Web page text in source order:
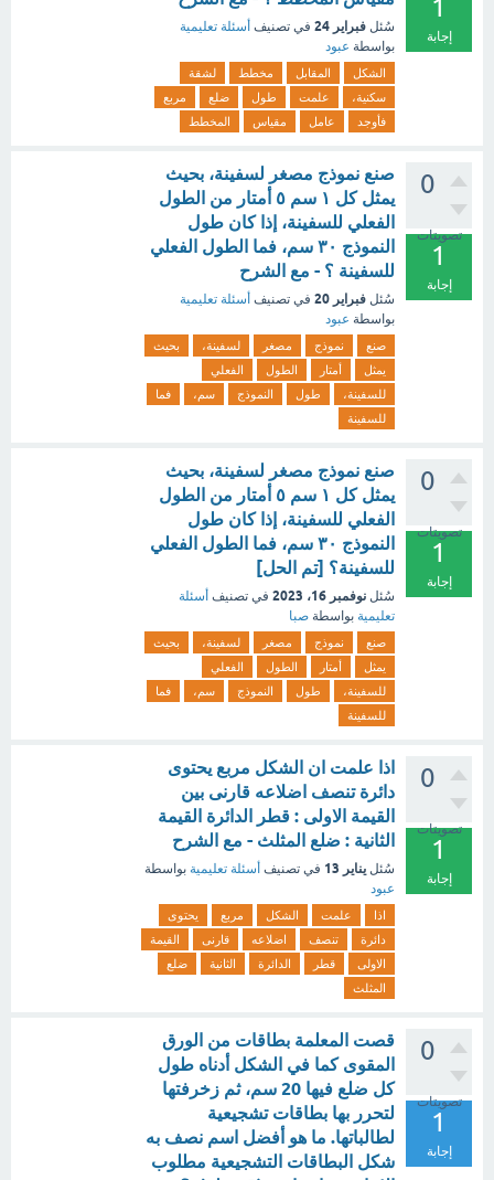
1
إجابة
سُئل فبراير 24 في تصنيف أسئلة تعليمية
بواسطة عبود
الشكل المقابل مخطط
لشقة
سكنية،
علمت طول ضلع
مربع
فأوجد
عامل مقياس المخطط
0
تصويتات
1
إجابة
صنع نموذج مصغر لسفينة، بحيث
يمثل كل ١ سم ٥ أمتار من الطول
الفعلي للسفينة، إذا كان طول
النموذج ٣٠ سم، فما الطول الفعلي
للسفينة ؟ - مع الشرح
سُئل فبراير 20 في تصنيف أسئلة تعليمية
بواسطة عبود
صنع نموذج مصغر لسفينة،
بحيث
يمثل
أمتار الطول
الفعلي
للسفينة،
طول النموذج سم،
فما
للسفينة
0
تصويتات
1
إجابة
صنع نموذج مصغر لسفينة، بحيث
يمثل كل ١ سم ٥ أمتار من الطول
الفعلي للسفينة، إذا كان طول
النموذج ٣٠ سم، فما الطول الفعلي
للسفينة؟ [تم الحل]
سُئل نوفمبر 16، 2023 في تصنيف أسئلة
تعليمية بواسطة صبا
صنع نموذج مصغر لسفينة،
بحيث
يمثل
أمتار الطول
الفعلي
للسفينة،
طول النموذج سم،
فما
للسفينة
0
تصويتات
1
إجابة
اذا علمت ان الشكل مربع يحتوى
دائرة تنصف اضلاعه قارنى بين
القيمة الاولى : قطر الدائرة القيمة
الثانية : ضلع المثلث - مع الشرح
سُئل يناير 13 في تصنيف أسئلة تعليمية بواسطة
عبود
اذا علمت الشكل مربع
يحتوى
دائرة
تنصف اضلاعه قارنى
القيمة
الاولى
قطر الدائرة الثانية
ضلع
المثلث
0
تصويتات
1
إجابة
قصت المعلمة بطاقات من الورق
المقوى كما في الشكل أدناه طول
كل ضلع فيها 20 سم، ثم زخرفتها
لتحرر بها بطاقات تشجيعية
لطالباتها. ما هو أفضل اسم نصف به
شكل البطاقات التشجيعية مطلوب